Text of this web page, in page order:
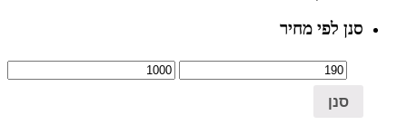
סנן לפי מחיר
סנן